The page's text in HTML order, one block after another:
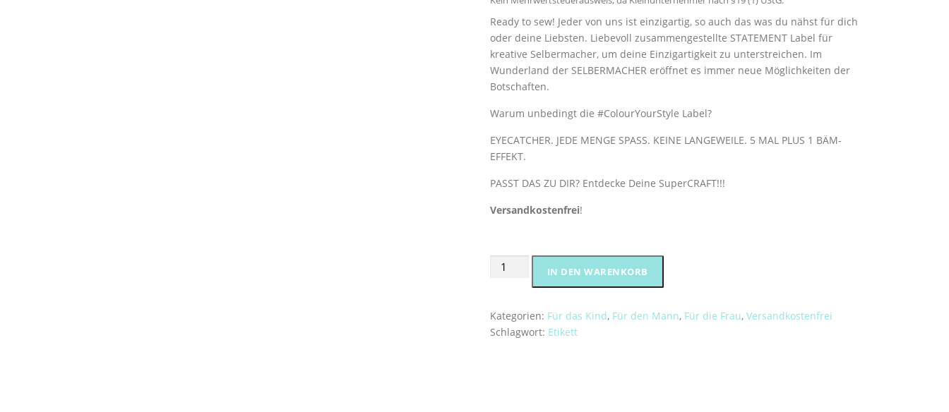
Ready to sew! Jeder von uns ist einzigartig, so auch das was du nähst für dich
oder deine Liebsten. Liebevoll zusammengestellte STATEMENT Label für
kreative Selbermacher, um deine Einzigartigkeit zu unterstreichen. Im
Wunderland der SELBERMACHER eröffnet es immer neue Möglichkeiten der
Botschaften.
Warum unbedingt die #ColourYourStyle Label?
EYECATCHER. JEDE MENGE SPASS. KEINE LANGEWEILE. 5 MAL PLUS 1 BÄM-
EFFEKT.
PASST DAS ZU DIR? Entdecke Deine SuperCRAFT!!!
Versandkostenfrei!
Webetiketten
Edition
Menge
IN DEN WARENKORB
Kategorien: Für das Kind, Für den Mann, Für die Frau,Versandkostenfrei
Schlagwort: Etikett